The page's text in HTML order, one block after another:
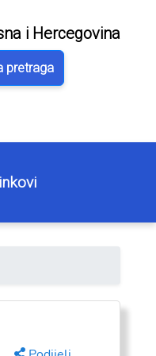
pretraga
i Hercegovina